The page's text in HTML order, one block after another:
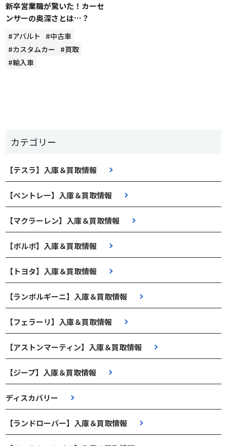
カテゴリー
【テスラ】入庫＆買取情報
【ベントレー】入庫＆買取情報
【マクラーレン】入庫＆買取情報
【ボルボ】入庫＆買取情報
【トヨタ】入庫＆買取情報
【ランボルギーニ】入庫＆買取情報
【フェラーリ】入庫＆買取情報
【アストンマーティン】入庫＆買取情報
【ジープ】入庫＆買取情報
ディスカバリー
【ランドローバー】入庫＆買取情報
新卒営業職が驚いた！カーセ
ンサーの奥深さとは…？
#アバルト
#中古車
#カスタムカー #買取
#輸入車